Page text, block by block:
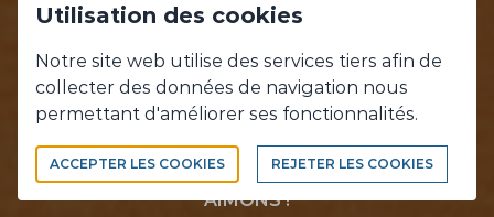
NOS
RÉALISATIONS
CE QUE NOUS FAISONS, CE QUE NOUS
AIMONS !
Utilisation des cookies
Notre site web utilise des services tiers afin de
collecter des données de navigation nous
permettant d'améliorer ses fonctionnalités.
ACCEPTER LES COOKIES REJETER LES COOKIES